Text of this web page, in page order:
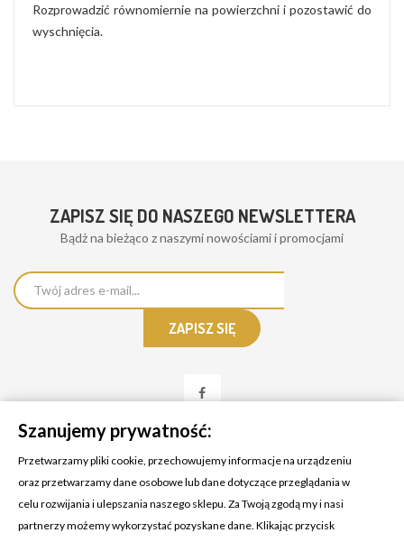
Rozprowadzić równomiernie na powierzchni i pozostawić do
wyschnięcia.
ZAPISZ SIĘ DO NASZEGO NEWSLETTERA
Bądż na bieżąco z naszymi nowościami i promocjami
KONTAKT Z NAMI
Szanujemy prywatność:
Przetwarzamy pliki cookie, przechowujemy informacje na urządzeniu
oraz przetwarzamy dane osobowe lub dane dotyczące przeglądania w
celu rozwijania i ulepszania naszego sklepu. Za Twoją zgodą my i nasi
partnerzy możemy wykorzystać pozyskane dane. Klikając przycisk